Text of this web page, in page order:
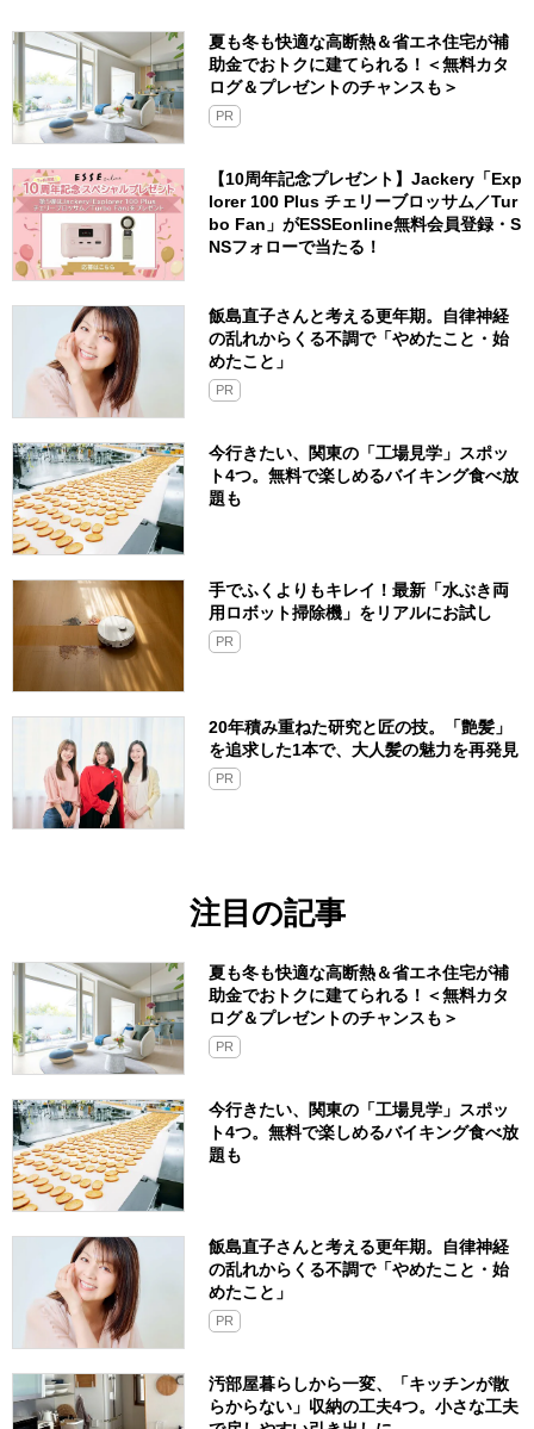
夏も冬も快適な高断熱＆省エネ住宅が補
助金でおトクに建てられる！＜無料カタ
ログ＆プレゼントのチャンスも＞
PR
【10周年記念プレゼント】Jackery「Exp
lorer 100 Plus チェリーブロッサム／Tur
bo Fan」がESSEonline無料会員登録・S
NSフォローで当たる！
飯島直子さんと考える更年期。自律神経
の乱れからくる不調で「やめたこと・始
めたこと」
PR
今行きたい、関東の「工場見学」スポッ
ト4つ。無料で楽しめるバイキング食べ放
題も
手でふくよりもキレイ！最新「水ぶき両
用ロボット掃除機」をリアルにお試し
PR
20年積み重ねた研究と匠の技。「艶髪」
を追求した1本で、大人髪の魅力を再発見
PR
注目の記事
夏も冬も快適な高断熱＆省エネ住宅が補
助金でおトクに建てられる！＜無料カタ
ログ＆プレゼントのチャンスも＞
PR
今行きたい、関東の「工場見学」スポッ
ト4つ。無料で楽しめるバイキング食べ放
題も
飯島直子さんと考える更年期。自律神経
の乱れからくる不調で「やめたこと・始
めたこと」
PR
汚部屋暮らしから一変、「キッチンが散
らからない」収納の工夫4つ。小さな工夫